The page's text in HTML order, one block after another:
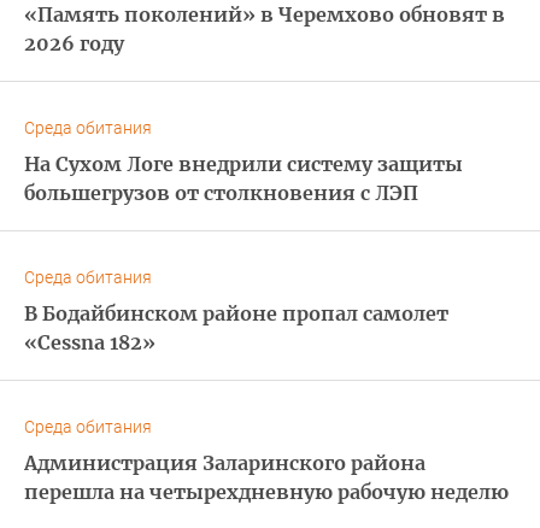
«Память поколений» в Черемхово обновят в
2026 году
Среда обитания
На Сухом Логе внедрили систему защиты
большегрузов от столкновения с ЛЭП
Среда обитания
В Бодайбинском районе пропал самолет
«Cessna 182»
Среда обитания
Администрация Заларинского района
перешла на четырехдневную рабочую неделю